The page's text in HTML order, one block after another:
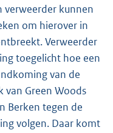
verweerder kunnen
om hierover in
Verweerder
toegelicht hoe een
van de
van Green Woods
Berken tegen de
volgen. Daar komt